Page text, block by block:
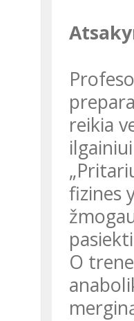
Profesoriaus atsakymas kategoriškas: nėra tokių dozių nei
reikia
„Pritariu treneriams, kurie maksimalių rezultatų siekia ugdydami
fizines
O